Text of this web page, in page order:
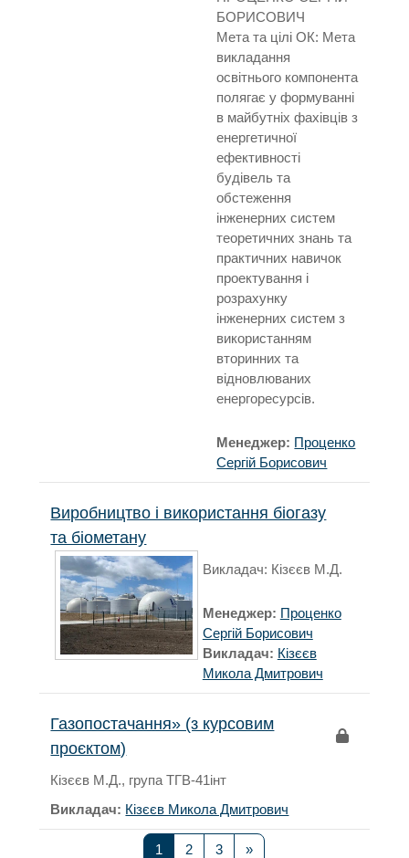
БОРИСОВИЧ
Мета та цілі ОК: Мета
викладання
освітнього компонента
полягає у формуванні
в майбутніх фахівців з
енергетичної
ефективності
будівель та
обстеження
інженерних систем
теоретичних знань та
практичних навичок
проектування і
розрахунку
інженерних систем з
використанням
вторинних та
відновлюваних
енергоресурсів.
Менеджер: Проценко
Сергій Борисович
Виробництво і використання біогазу
та біометану
Викладач: Кізєєв М.Д.
Менеджер: Проценко
Сергій Борисович
Викладач: Кізєєв
Микола Дмитрович
Газопостачання» (з курсовим
проєктом)
Кізєєв М.Д., група ТГВ-41інт
Викладач: Кізєєв Микола Дмитрович
1 Сторінка 1
2Сторінка 2
3Сторінка 3
»Наступна сторінка